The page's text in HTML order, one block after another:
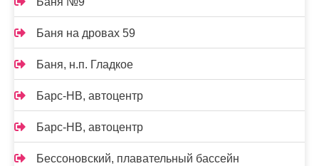
Баня на дровах 59
Баня, н.п. Гладкое
Барс-НВ, автоцентр
Барс-НВ, автоцентр
Бессоновский, плавательный бассейн